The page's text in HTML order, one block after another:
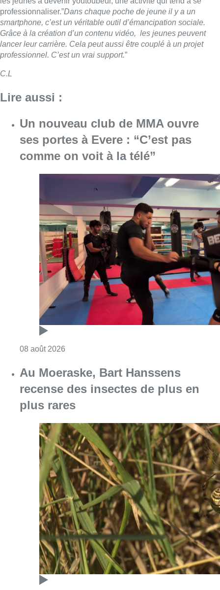
ses portes à Evere : “C’est pas
comme on voit à la télé”
08 août 2026Consulter l'article "Un nouveau club de
Au Moeraske, Bart Hanssens
recense des insectes de plus en
plus rares
08 août 2026Consulter l'article "Au Moeraske, Bart
Marathon de contrôles de vitesse
ce week-end: “Une moto a été
flashée à 121 km/h sur l’avenue de
Tervuren”